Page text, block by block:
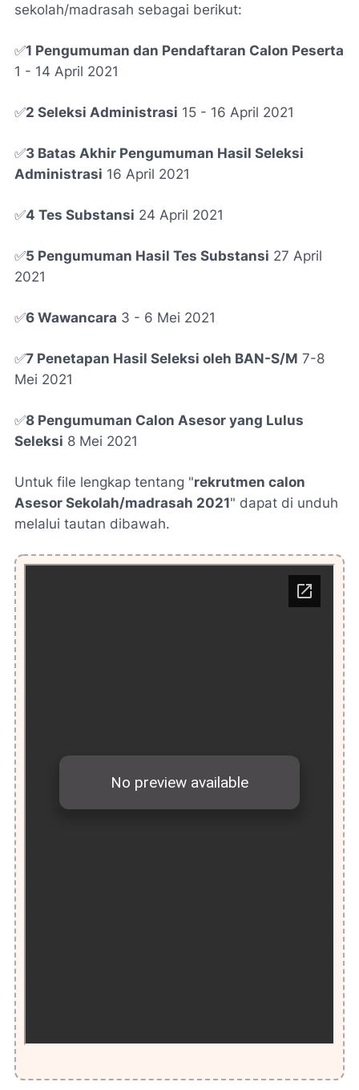
sekolah/madrasah sebagai berikut:
✅1 Pengumuman dan Pendaftaran Calon Peserta
1 - 14 April 2021
✅2 Seleksi Administrasi 15 - 16 April 2021
✅3 Batas Akhir Pengumuman Hasil Seleksi
Administrasi 16 April 2021
✅4 Tes Substansi 24 April 2021
✅5 Pengumuman Hasil Tes Substansi 27 April
2021
✅6 Wawancara 3 - 6 Mei 2021
✅7 Penetapan Hasil Seleksi oleh BAN-S/M 7-8
Mei 2021
✅8 Pengumuman Calon Asesor yang Lulus
Seleksi 8 Mei 2021
Untuk file lengkap tentang "rekrutmen calon
Asesor Sekolah/madrasah 2021" dapat di unduh
melalui tautan dibawah.